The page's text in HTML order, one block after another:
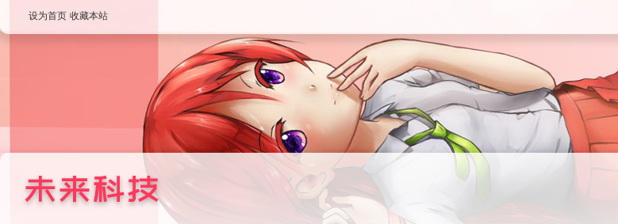
设为首页 收藏本站